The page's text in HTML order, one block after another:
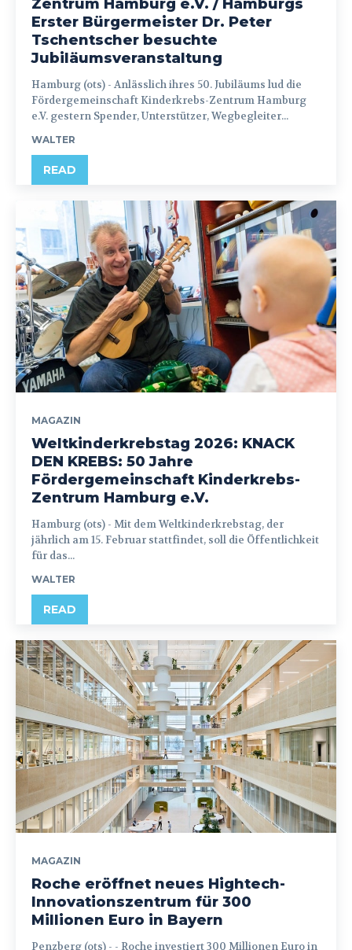
Zentrum Hamburg e.V. / Hamburgs
Erster Bürgermeister Dr. Peter
Tschentscher besuchte
Jubiläumsveranstaltung
Hamburg (ots) - Anlässlich ihres 50. Jubiläums lud die
Fördergemeinschaft Kinderkrebs-Zentrum Hamburg
e.V. gestern Spender, Unterstützer, Wegbegleiter...
WALTER
READ
MAGAZIN
Weltkinderkrebstag 2026: KNACK
DEN KREBS: 50 Jahre
Fördergemeinschaft Kinderkrebs-
Zentrum Hamburg e.V.
Hamburg (ots) - Mit dem Weltkinderkrebstag, der
jährlich am 15. Februar stattfindet, soll die Öffentlichkeit
für das...
WALTER
READ
MAGAZIN
Roche eröffnet neues Hightech-
Innovationszentrum für 300
Millionen Euro in Bayern
Penzberg (ots) - - Roche investiert 300 Millionen Euro in